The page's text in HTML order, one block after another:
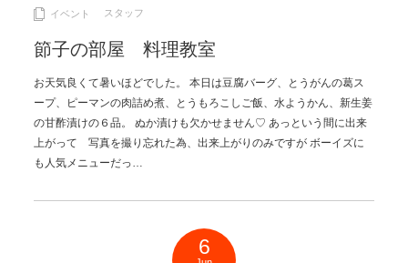
イベント スタッフ
節子の部屋 料理教室
お天気良くて暑いほどでした。 本日は豆腐バーグ、とうがんの葛ス
ープ、ピーマンの肉詰め煮、とうもろこしご飯、水ようかん、新生姜
の甘酢漬けの６品。 ぬか漬けも欠かせません♡ あっという間に出来
上がって 写真を撮り忘れた為、出来上がりのみですが ボーイズに
も人気メニューだっ…
6